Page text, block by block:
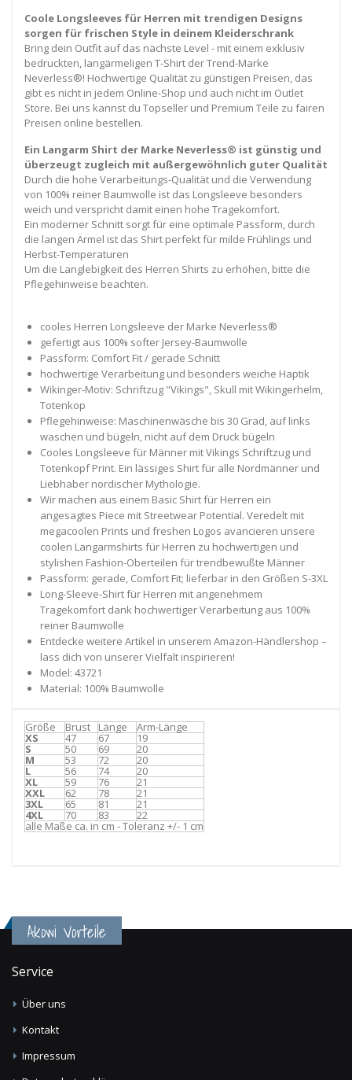
Coole Longsleeves für Herren mit trendigen Designs
sorgen für frischen Style in deinem Kleiderschrank
Bring dein Outfit auf das nächste Level - mit einem exklusiv
bedruckten, langärmeligen T-Shirt der Trend-Marke
Neverless®! Hochwertige Qualität zu günstigen Preisen, das
gibt es nicht in jedem Online-Shop und auch nicht im Outlet
Store. Bei uns kannst du Topseller und Premium Teile zu fairen
Preisen online bestellen.
Ein Langarm Shirt der Marke Neverless® ist günstig und
überzeugt zugleich mit außergewöhnlich guter Qualität
Durch die hohe Verarbeitungs-Qualität und die Verwendung
von 100% reiner Baumwolle ist das Longsleeve besonders
weich und verspricht damit einen hohe Tragekomfort.
Ein moderner Schnitt sorgt für eine optimale Passform, durch
die langen Ärmel ist das Shirt perfekt für milde Frühlings und
Herbst-Temperaturen
Um die Langlebigkeit des Herren Shirts zu erhöhen, bitte die
Pflegehinweise beachten.
cooles Herren Longsleeve der Marke Neverless®
gefertigt aus 100% softer Jersey-Baumwolle
Passform: Comfort Fit / gerade Schnitt
hochwertige Verarbeitung und besonders weiche Haptik
Wikinger-Motiv: Schriftzug "Vikings", Skull mit Wikingerhelm,
Totenkop
Pflegehinweise: Maschinenwäsche bis 30 Grad, auf links
waschen und bügeln, nicht auf dem Druck bügeln
Cooles Longsleeve für Männer mit Vikings Schriftzug und
Totenkopf Print. Ein lässiges Shirt für alle Nordmänner und
Liebhaber nordischer Mythologie.
Wir machen aus einem Basic Shirt für Herren ein
angesagtes Piece mit Streetwear Potential. Veredelt mit
megacoolen Prints und freshen Logos avancieren unsere
coolen Langarmshirts für Herren zu hochwertigen und
stylishen Fashion-Oberteilen für trendbewußte Männer
Passform: gerade, Comfort Fit; lieferbar in den Größen S-3XL
Long-Sleeve-Shirt für Herren mit angenehmem
Tragekomfort dank hochwertiger Verarbeitung aus 100%
reiner Baumwolle
Entdecke weitere Artikel in unserem Amazon-Händlershop –
lass dich von unserer Vielfalt inspirieren!
Model: 43721
Material: 100% Baumwolle
Größe Brust Länge Arm-Länge
XS 47 67 19
S 50 69 20
M 53 72 20
L 56 74 20
XL 59 76 21
XXL 62 78 21
3XL 65 81 21
4XL 70 83 22
alle Maße ca. in cm - Toleranz +/- 1 cm
Akowi Vorteile
Service
Über uns
Kontakt
Impressum